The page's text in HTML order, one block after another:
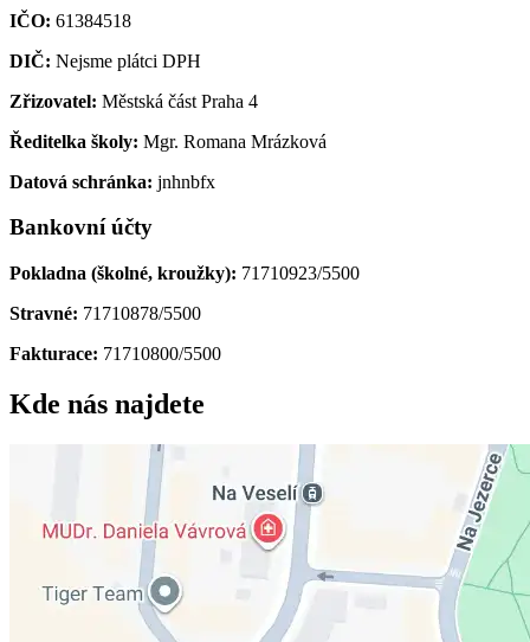
IČO: 61384518
DIČ: Nejsme plátci DPH
Zřizovatel: Městská část Praha 4
Ředitelka školy: Mgr. Romana Mrázková
Datová schránka: jnhnbfx
Bankovní účty
Pokladna (školné, kroužky): 71710923/5500
Stravné: 71710878/5500
Fakturace: 71710800/5500
Kde nás najdete